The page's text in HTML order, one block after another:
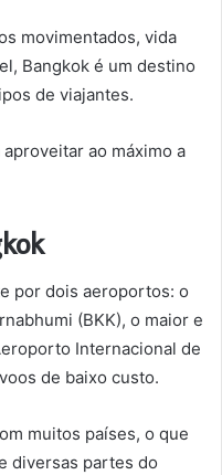
movimentados, vida
Bangkok é um destino
de viajantes.
ao máximo a
por dois aeroportos: o
(BKK), o maior e
Internacional de
de baixo custo.
muitos países, o que
diversas partes do